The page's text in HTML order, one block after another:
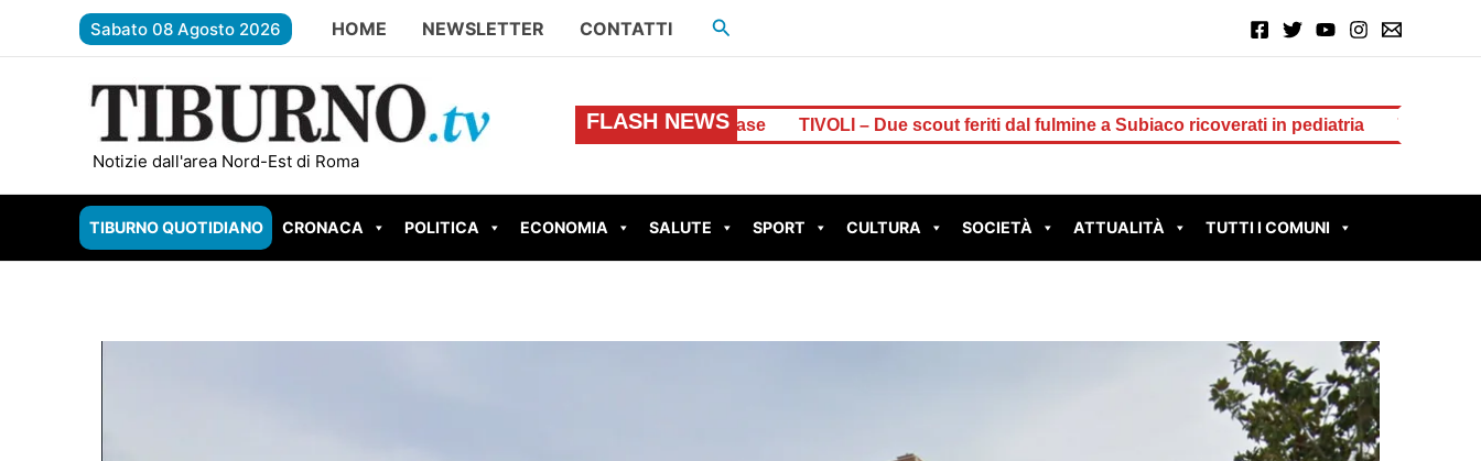
Sabato 08 Agosto 2026 HOME NEWSLETTER CONTATTI Cerca
Notizie dall'area Nord-Est di Roma
FLASH NEWS
GUIDONIA – Setteville Nord brucia: fiamme a ridosso delle case TIVOLI – Due scout feriti dal fulmine a Subiaco ricoverati in pediatria 70° anniversario della
TIBURNO QUOTIDIANO CRONACA POLITICA ECONOMIA SALUTE SPORT CULTURA SOCIETÀ ATTUALITÀ TUTTI I COMUNI